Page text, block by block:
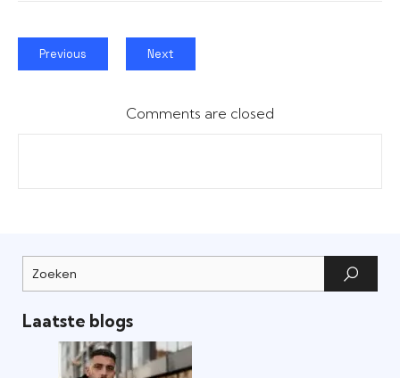
Previous Next
Comments are closed
Laatste blogs